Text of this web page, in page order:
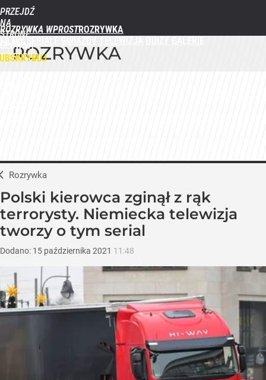
PRZEJDŹ
NA
STRONĘ
GŁÓWNĄ
WPROST.PL
ROZRYWKA WPROST
ROZRYWKA
Rozrywka
Polski kierowca zginął z rąk
terrorysty. Niemiecka telewizja
tworzy o tym serial
Dodano: 15 października 2021 11:48